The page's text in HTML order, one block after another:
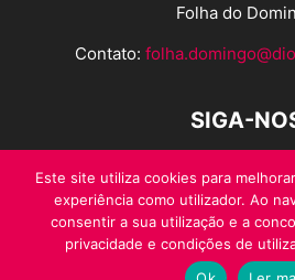
Folha do
Contato:
SIGA-
Este site utiliza cookies para
experiência como utilizador. Ao
consentir a sua utilização e a
privacidade e condições de